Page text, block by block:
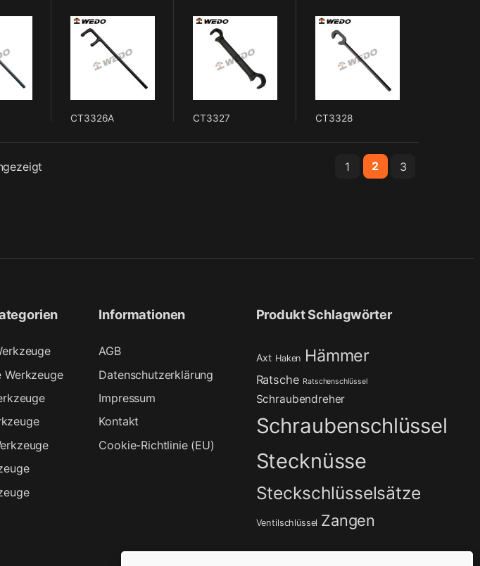
CT3326A CT3327 CT3328
1 2 3
Werkzeuge
Informationen
AGB
Datenschutzerklärung
Impressum
Kontakt
Cookie-Richtlinie (EU)
Produkt Schlagwörter
Axt Haken Hämmer
Ratsche Ratschenschlüssel
Schraubendreher
Schraubenschlüssel
Stecknüsse
Steckschlüsselsätze
Ventilschlüssel Zangen